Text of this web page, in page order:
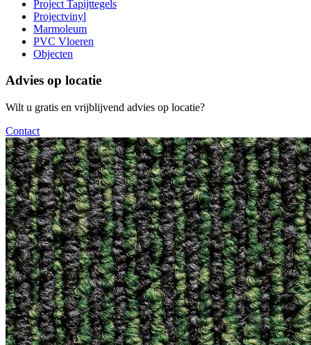
Project Tapijttegels
Projectvinyl
Marmoleum
PVC Vloeren
Objecten
Advies op locatie
Wilt u gratis en vrijblijvend advies op locatie?
Contact